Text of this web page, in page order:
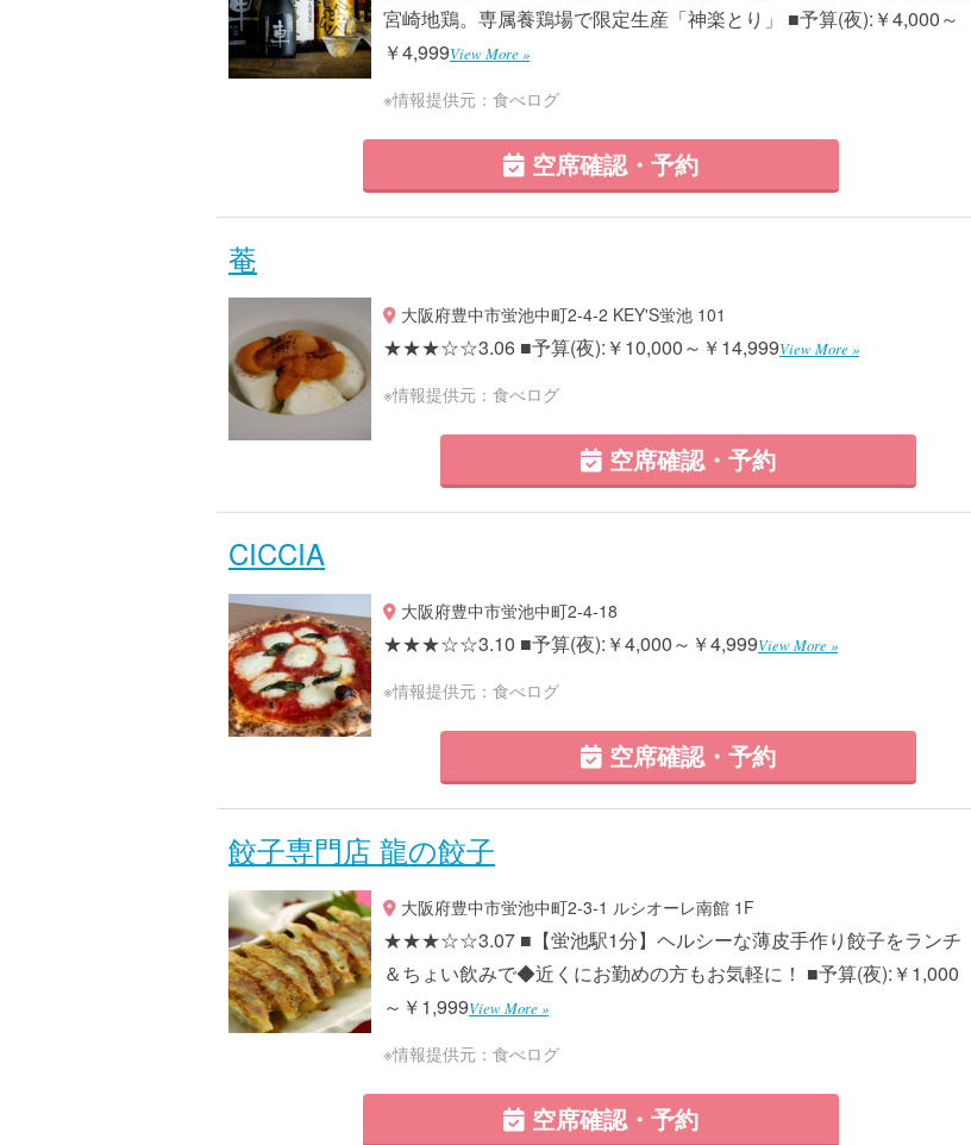
宮崎地鶏。専属養鶏場で限定生産「神楽とり」 ■予算(夜):￥4,000～
￥4,999View More »
※情報提供元：食べログ
空席確認・予約
菴
大阪府豊中市蛍池中町2-4-2 KEY'S蛍池 101
★★★☆☆3.06 ■予算(夜):￥10,000～￥14,999View More »
※情報提供元：食べログ
空席確認・予約
CICCIA
大阪府豊中市蛍池中町2-4-18
★★★☆☆3.10 ■予算(夜):￥4,000～￥4,999View More »
※情報提供元：食べログ
空席確認・予約
餃子専門店 龍の餃子
大阪府豊中市蛍池中町2-3-1 ルシオーレ南館 1F
★★★☆☆3.07 ■【蛍池駅1分】ヘルシーな薄皮手作り餃子をランチ
＆ちょい飲みで◆近くにお勤めの方もお気軽に！ ■予算(夜):￥1,000
～￥1,999View More »
※情報提供元：食べログ
空席確認・予約